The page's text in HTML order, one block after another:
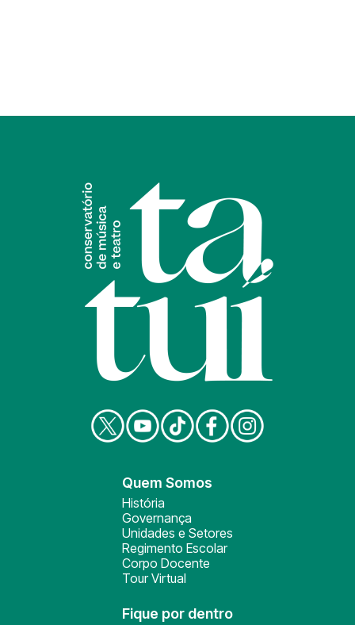
Quem Somos
História
Governança
Unidades e Setores
Regimento Escolar
Corpo Docente
Tour Virtual
Fique por dentro